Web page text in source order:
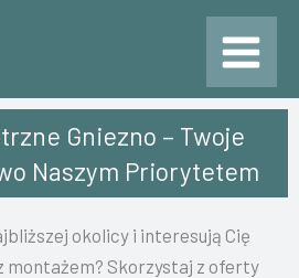
Gniezno – Twoje
Naszym Priorytetem
okolicy i interesują Cię
montażem? Skorzystaj z oferty